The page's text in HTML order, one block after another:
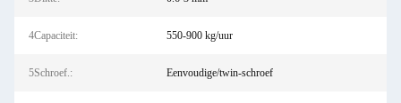
4Capaciteit: 550-900 kg/uur
5Schroef.: Eenvoudige/twin-schroef